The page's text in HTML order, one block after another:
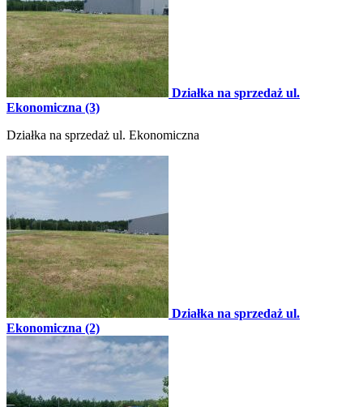
Działka na sprzedaż ul.
Ekonomiczna (3)
Działka na sprzedaż ul. Ekonomiczna
Działka na sprzedaż ul.
Ekonomiczna (2)